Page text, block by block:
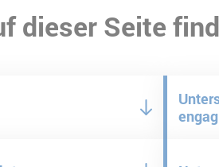
dieser Seite